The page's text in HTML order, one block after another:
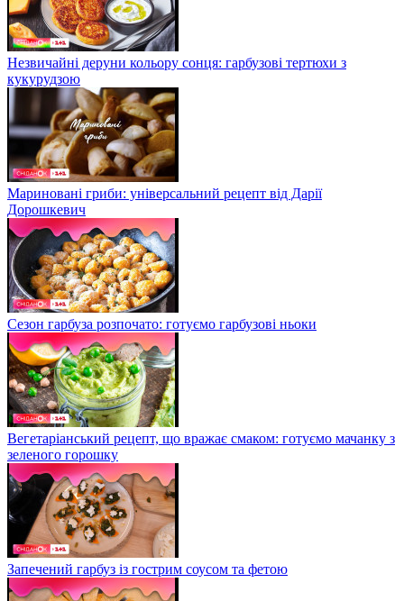
Незвичайні деруни кольору сонця: гарбузові тертюхи з
кукурудзою
Мариновані гриби: універсальний рецепт від Дарії
Дорошкевич
Сезон гарбуза розпочато: готуємо гарбузові ньоки
Вегетаріанський рецепт, що вражає смаком: готуємо мачанку з
зеленого горошку
Запечений гарбуз із гострим соусом та фетою